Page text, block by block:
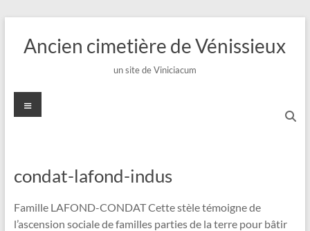
contenu
Ancien cimetière de Vénissieux
un site de Viniciacum
Menu
condat-lafond-indus
Famille LAFOND-CONDAT Cette stèle témoigne de
l’ascension sociale de familles parties de la terre pour bâtir